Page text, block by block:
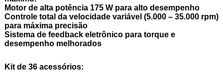
Motor de alta potência 175 W para alto desempenho
Controle total da velocidade variável (5.000 – 35.000 rpm)
para máxima precisão
Sistema de feedback eletrônico para torque e
desempenho melhorados
Kit de 36 acessórios: